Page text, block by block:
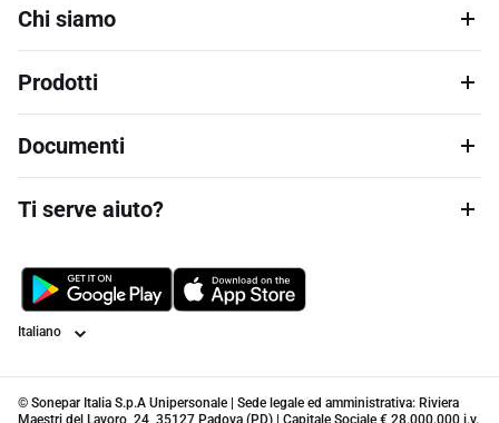
Chi siamo
Prodotti
Documenti
Ti serve aiuto?
Lingua
© Sonepar Italia S.p.A Unipersonale | Sede legale ed amministrativa: Riviera
Maestri del Lavoro, 24, 35127 Padova (PD) | Capitale Sociale € 28.000.000 i.v.